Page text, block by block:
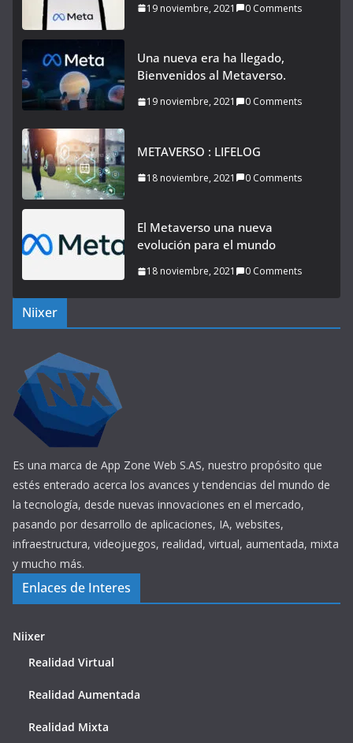
19 noviembre, 2021 0 Comments
Una nueva era ha llegado,
Bienvenidos al Metaverso.
19 noviembre, 2021 0 Comments
METAVERSO : LIFELOG
18 noviembre, 2021 0 Comments
El Metaverso una nueva
evolución para el mundo
18 noviembre, 2021 0 Comments
Niixer
Es una marca de App Zone Web S.AS, nuestro propósito que
estés enterado acerca los avances y tendencias del mundo de
la tecnología, desde nuevas innovaciones en el mercado,
pasando por desarrollo de aplicaciones, IA, websites,
infraestructura, videojuegos, realidad, virtual, aumentada, mixta
y mucho más.
Enlaces de Interes
Niixer
Realidad Virtual
Realidad Aumentada
Realidad Mixta